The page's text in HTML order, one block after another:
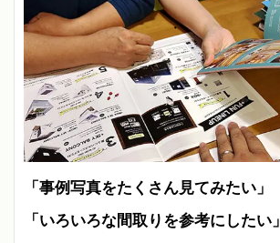
「事例写真をたくさん見てみたい」
「いろいろな間取りを参考にしたい」